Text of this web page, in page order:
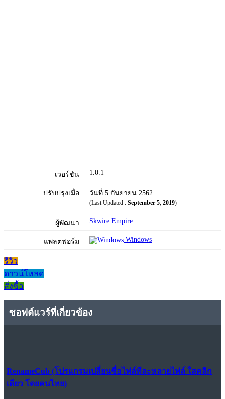
เวอร์ชัน 1.0.1
ปรับปรุงเมื่อ วันที่ 5 กันยายน 2562
(Last Updated : September 5, 2019)
ผู้พัฒนา Skwire Empire
แพลตฟอร์ม Windows
รีวิว
ดาวน์โหลด
สั่งซื้อ
ซอฟต์แวร์ที่เกี่ยวข้อง
RenameCub (โปรแกรมเปลี่ยนชื่อไฟล์ทีละหลายไฟล์ ใสคลิก
เดียว โดยคนไทย)